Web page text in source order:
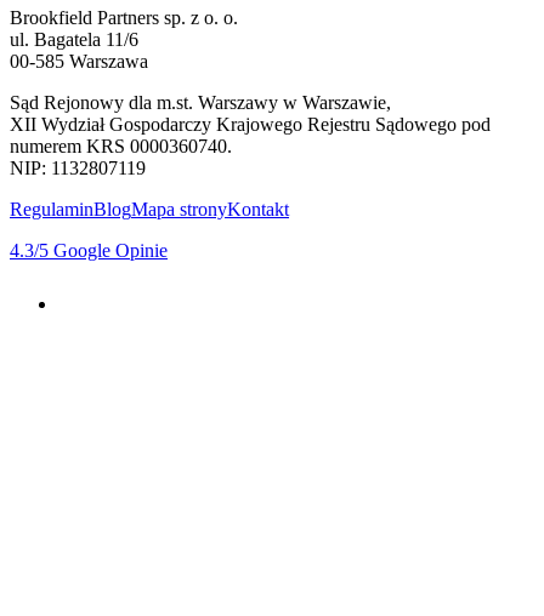
Brookfield Partners sp. z o. o.
ul. Bagatela 11/6
00-585 Warszawa
Sąd Rejonowy dla m.st. Warszawy w Warszawie,
XII Wydział Gospodarczy Krajowego Rejestru Sądowego pod
numerem KRS 0000360740.
NIP: 1132807119
RegulaminBlogMapa stronyKontakt
4.3/5 Google Opinie